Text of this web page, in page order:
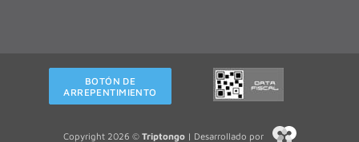
BOTÓN DE
ARREPENTIMIENTO
Copyright 2026 © Triptongo| Desarrollado por